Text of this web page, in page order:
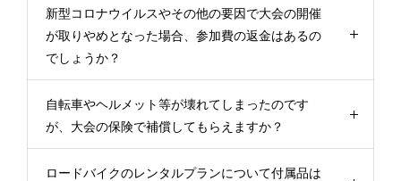
新型コロナウイルスやその他の要因で大会の開催
が取りやめとなった場合、参加費の返金はあるの
でしょうか？
自転車やヘルメット等が壊れてしまったのです
が、大会の保険で補償してもらえますか？
ロードバイクのレンタルプランについて付属品は